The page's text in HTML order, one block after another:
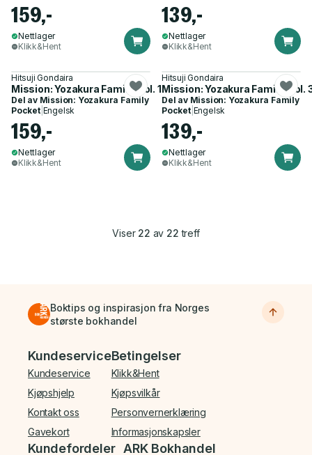
159,-
Nettlager
Klikk&Hent
139,-
Nettlager
Klikk&Hent
Hitsuji Gondaira
Mission: Yozakura Family, Vol. 16
Del av Mission: Yozakura Family
Pocket| Engelsk
159,-
Nettlager
Klikk&Hent
Hitsuji Gondaira
Mission: Yozakura Family, Vol.
Del av Mission: Yozakura Family
Pocket| Engelsk
139,-
Nettlager
Klikk&Hent
Viser 22 av 22 treff
Boktips og inspirasjon fra Norges
største bokhandel
Bunnmeny
Kundeservice
Kundeservice
Kjøpshjelp
Kontakt oss
Gavekort
Betingelser
Klikk&Hent
Kjøpsvilkår
Personvernerklæring
Informasjonskapsler
Kundefordeler ARK Bokhandel